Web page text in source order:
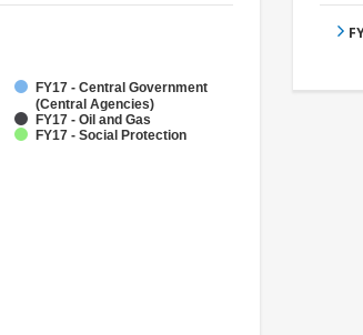
FY17 - Central Government
(Central Agencies)
FY17 - Oil and Gas
FY17 - Social Protection